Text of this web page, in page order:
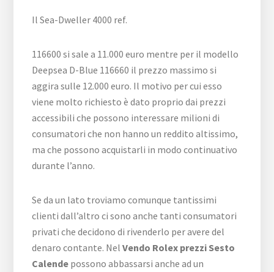
Il Sea-Dweller 4000 ref.
116600 si sale a 11.000 euro mentre per il modello
Deepsea D-Blue 116660 il prezzo massimo si
aggira sulle 12.000 euro. Il motivo per cui esso
viene molto richiesto è dato proprio dai prezzi
accessibili che possono interessare milioni di
consumatori che non hanno un reddito altissimo,
ma che possono acquistarli in modo continuativo
durante l’anno.
Se da un lato troviamo comunque tantissimi
clienti dall’altro ci sono anche tanti consumatori
privati che decidono di rivenderlo per avere del
denaro contante. NelVendo Rolex prezzi Sesto
Calende possono abbassarsi anche ad un